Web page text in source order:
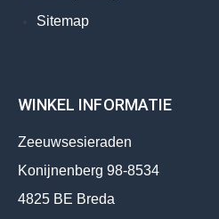
Sitemap
WINKEL INFORMATIE
Zeeuwsesieraden
Konijnenberg 98-8534
4825 BE Breda